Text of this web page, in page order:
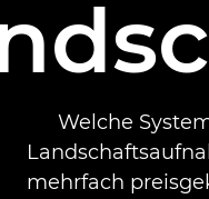
Welche
mehrfach